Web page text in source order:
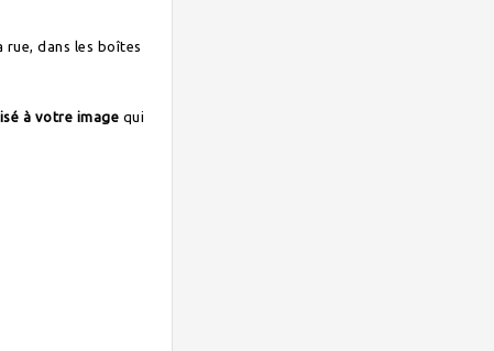
dans les boîtes
à votre image qui